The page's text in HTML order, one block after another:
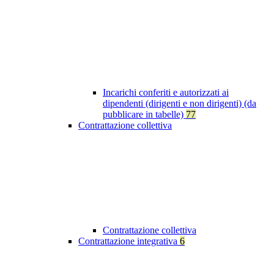
Incarichi conferiti e autorizzati ai
dipendenti (dirigenti e non dirigenti) (da
pubblicare in tabelle) 77
Contrattazione collettiva
Contrattazione collettiva
Contrattazione integrativa 6